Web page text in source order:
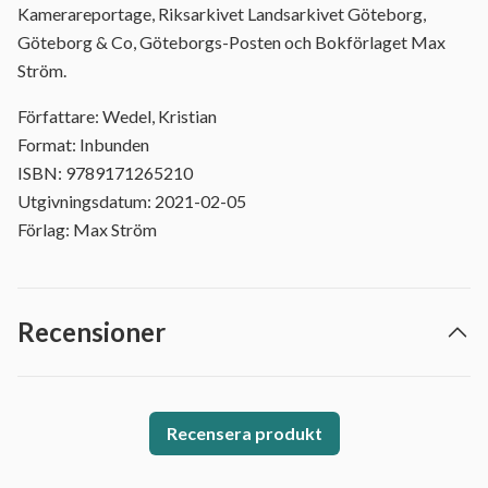
Kamerareportage, Riksarkivet Landsarkivet Göteborg,
Göteborg & Co, Göteborgs-Posten och Bokförlaget Max
Ström.
Författare: Wedel, Kristian
Format: Inbunden
ISBN: 9789171265210
Utgivningsdatum: 2021-02-05
Förlag: Max Ström
Recensioner
Recensera produkt